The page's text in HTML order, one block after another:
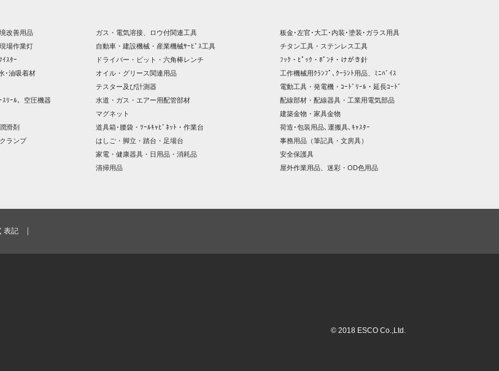
改善用品 ガス・電気溶接、ロウ付関連工具
板金･左官･大工･内装･塗装･ガラス用具
場作業灯 自動車・建設機械・産業機械ｻｰﾋﾞｽ工具
チタン工具・ステンレス工具
ｲｽﾀｰ ドライバー・ビット・六角棒レンチ
ﾌｯｸ・ﾋﾟｯｸ・ﾎﾟﾝﾁ・けがき針
･油吸着材 オイル・グリース関連用品
工作機械用ｸﾗﾝﾌﾟ､ｸｰﾗﾝﾄ用品、ﾐﾆﾊﾞｲｽ
テスター及び計測器
電動工具・発電機・ｺｰﾄﾞﾘｰﾙ・延長ｺｰﾄﾞ
ｽﾘｰﾙ、空圧機器 水道・ガス・エアー用配管部材
配線部材・配線器具・工業用電気部品
マグネット
建築金物・家具金物
滑剤 道具箱･腰袋・ﾂｰﾙｷｬﾋﾞﾈｯﾄ・作業台
荷造･包装用品､運搬具､ｷｬｽﾀｰ
ランプ はしご・脚立・踏台・足場台
事務用品（筆記具・文房具）
家電・健康器具・日用品・消耗品
安全保護具
清掃用品
屋外作業用品、迷彩・OD色用品
表記
© 2018 ESCO Co.,Ltd.